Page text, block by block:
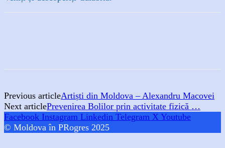
Previous articleArtiști din Moldova – Alexandru Macovei
Next articlePrevenirea Bolilor prin activitate fizică …
Facebook Instagram Linkedin Telegram X Youtube
© Moldova în PRogres 2025